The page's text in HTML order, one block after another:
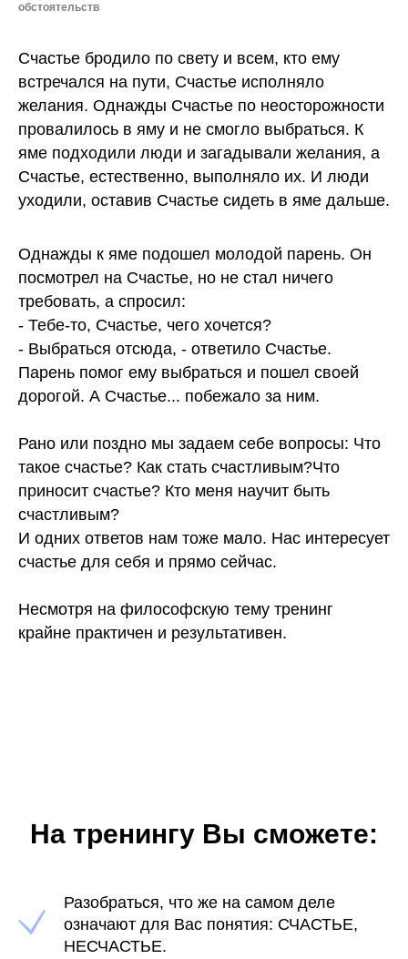
обстоятельств
Счастье бродило по свету и всем, кто ему
встречался на пути, Счастье исполняло
желания. Однажды Счастье по неосторожности
провалилось в яму и не смогло выбраться. К
яме подходили люди и загадывали желания, а
Счастье, естественно, выполняло их. И люди
уходили, оставив Счастье сидеть в яме дальше.
Однажды к яме подошел молодой парень. Он
посмотрел на Счастье, но не стал ничего
требовать, а спросил:
- Тебе-то, Счастье, чего хочется?
- Выбраться отсюда, - ответило Счастье.
Парень помог ему выбраться и пошел своей
дорогой. А Счастье... побежало за ним.
Рано или поздно мы задаем себе вопросы: Что
такое счастье? Как стать счастливым?Что
приносит счастье? Кто меня научит быть
счастливым?
И одних ответов нам тоже мало. Нас интересует
счастье для себя и прямо сейчас.
Несмотря на философскую тему тренинг
крайне практичен и результативен.
На тренингу Вы сможете:
Разобраться, что же на самом деле
означают для Вас понятия: СЧАСТЬЕ,
НЕСЧАСТЬЕ.